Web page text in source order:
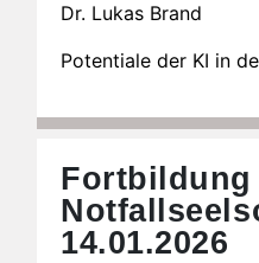
Dr. Lukas Brand
Potentiale der KI in
Fortbildung
14.01.2026